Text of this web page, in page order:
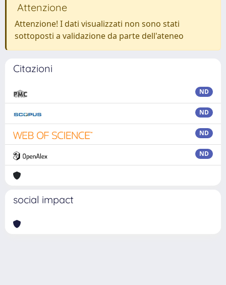
Attenzione
Attenzione! I dati visualizzati non sono stati
sottoposti a validazione da parte dell'ateneo
Citazioni
ND
ND
ND
ND
social impact